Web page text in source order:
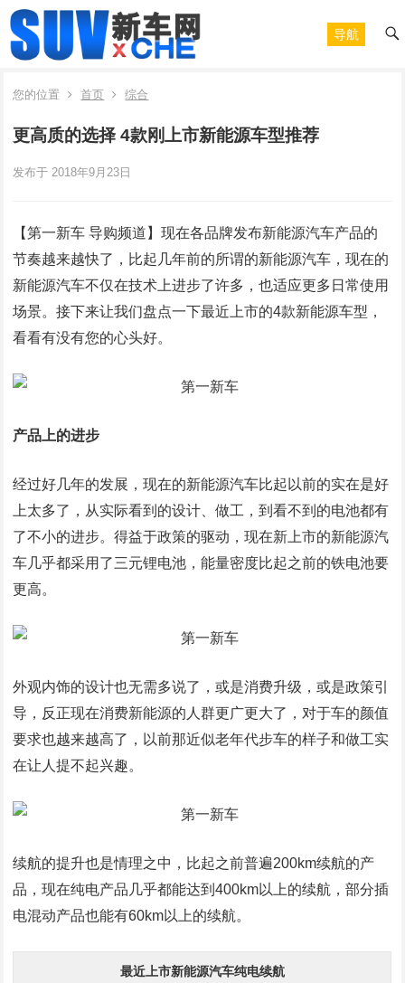
导航
您的位置 首页 综合
更高质的选择 4款刚上市新能源车型推荐
发布于 2018年9月23日
【第一新车 导购频道】现在各品牌发布新能源汽车产品的
节奏越来越快了，比起几年前的所谓的新能源汽车，现在的
新能源汽车不仅在技术上进步了许多，也适应更多日常使用
场景。接下来让我们盘点一下最近上市的4款新能源车型，
看看有没有您的心头好。
产品上的进步
经过好几年的发展，现在的新能源汽车比起以前的实在是好
上太多了，从实际看到的设计、做工，到看不到的电池都有
了不小的进步。得益于政策的驱动，现在新上市的新能源汽
车几乎都采用了三元锂电池，能量密度比起之前的铁电池要
更高。
外观内饰的设计也无需多说了，或是消费升级，或是政策引
导，反正现在消费新能源的人群更广更大了，对于车的颜值
要求也越来越高了，以前那近似老年代步车的样子和做工实
在让人提不起兴趣。
续航的提升也是情理之中，比起之前普遍200km续航的产
品，现在纯电产品几乎都能达到400km以上的续航，部分插
电混动产品也能有60km以上的续航。
最近上市新能源汽车纯电续航